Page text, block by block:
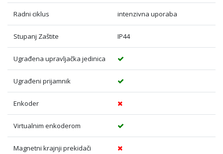
Radni ciklus intenzivna uporaba
Stupanj Zaštite IP44
Ugrađena upravljačka jedinica
Ugrađeni prijamnik
Enkoder
Virtualnim enkoderom
Magnetni krajnji prekidači